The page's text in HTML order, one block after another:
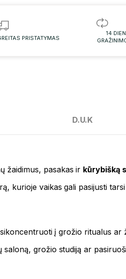
PRISTATYMAS
14
D.U.K
žaidimus, pasakas ir kūrybišką
kurioje vaikas gali pasijusti
į grožio ritualus ar
grožio studiją ar